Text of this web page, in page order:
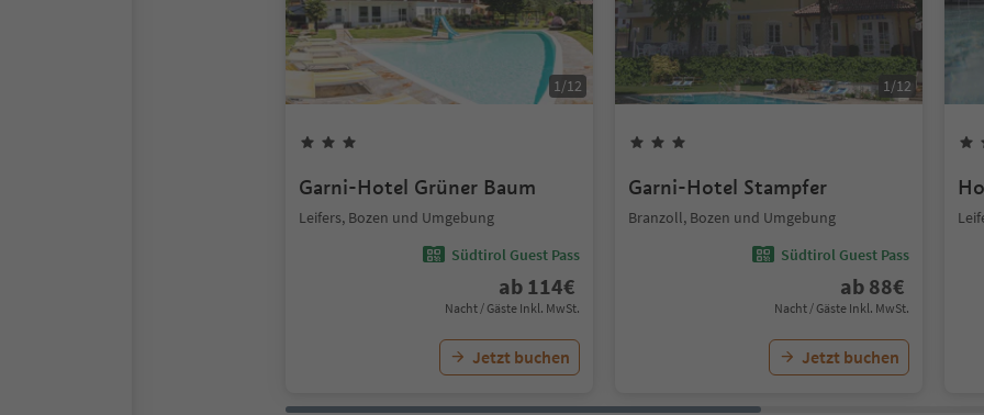
1/12
Garni-Hotel Grüner Baum
Leifers, Bozen und Umgebung
Südtirol Guest Pass
ab 114€
Nacht / Gäste Inkl. MwSt.
Jetzt buchen
1/12
Garni-Hotel Stampfer
Branzoll, Bozen und Umgebung
Südtirol Guest Pass
ab 88€
Nacht / Gäste Inkl. MwSt.
Jetzt buchen